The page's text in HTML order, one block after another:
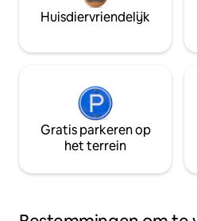
Huisdiervriendelijk
Gratis parkeren op
het terrein